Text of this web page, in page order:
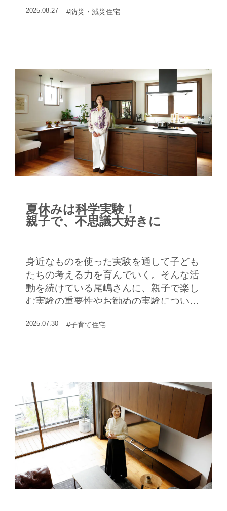
2025.08.27 #防災・減災住宅
夏休みは科学実験！
親子で、不思議大好きに
身近なものを使った実験を通して子ども
たちの考える力を育んでいく。そんな活
動を続けている尾嶋さんに、親子で楽し
む実験の重要性やお勧めの実験について
2025.07.30 #子育て住宅